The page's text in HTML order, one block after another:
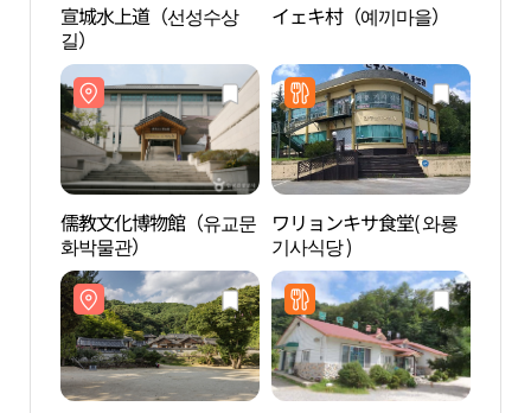
宣城水上道（선성수상
길）
イェキ村（예끼마을）
儒教文化博物館（유교문
화박물관）
ワリョンキサ食堂( 와룡
기사식당 )